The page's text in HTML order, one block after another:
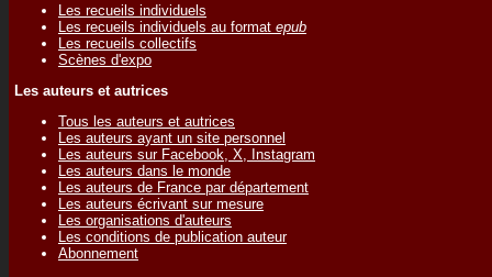
Les recueils individuels
Les recueils individuels au format epub
Les recueils collectifs
Scènes d'expo
Les auteurs et autrices
Tous les auteurs et autrices
Les auteurs ayant un site personnel
Les auteurs sur Facebook, X, Instagram
Les auteurs dans le monde
Les auteurs de France par département
Les auteurs écrivant sur mesure
Les organisations d'auteurs
Les conditions de publication auteur
Abonnement